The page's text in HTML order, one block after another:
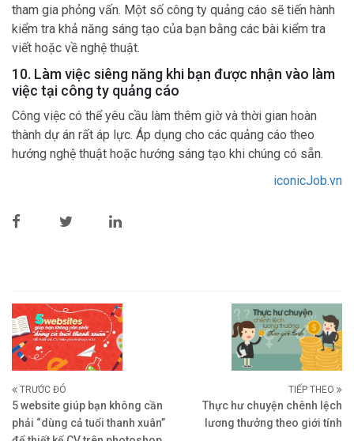
tham gia phỏng vấn. Một số công ty quảng cáo sẽ tiến hành
kiểm tra khả năng sáng tạo của bạn bằng các bài kiểm tra
viết hoặc về nghệ thuật.
10. Làm việc siêng năng khi bạn được nhận vào làm
việc tại công ty quảng cáo
Công việc có thể yêu cầu làm thêm giờ và thời gian hoàn
thành dự án rất áp lực. Áp dụng cho các quảng cáo theo
hướng nghệ thuật hoặc hướng sáng tạo khi chúng có sẵn.
iconicJob.vn
TRƯỚC ĐÓ
5 website giúp bạn không cần
phải “dùng cả tuổi thanh xuân”
TIẾP THEO
Thực hư chuyện chênh lệch
lương thưởng theo giới tính